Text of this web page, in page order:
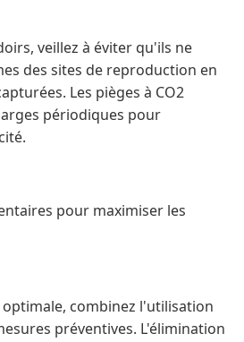
veillez à éviter qu'ils ne
des sites de reproduction en
Les pièges à CO2
périodiques pour
pour maximiser les
combinez l'utilisation
préventives. L'élimination